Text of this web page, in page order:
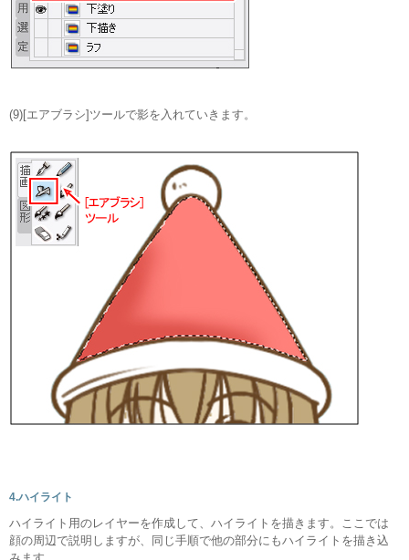
(9)[エアブラシ]ツールで影を入れていきます。
4.ハイライト
ハイライト用のレイヤーを作成して、ハイライトを描きます。ここでは
顔の周辺で説明しますが、同じ手順で他の部分にもハイライトを描き込